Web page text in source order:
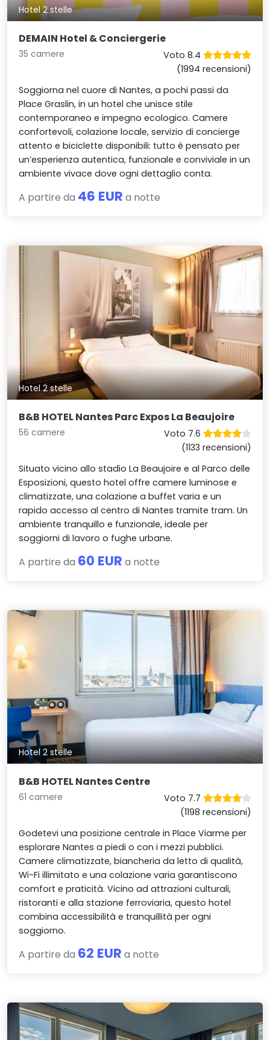
Hotel 2 stelle
DEMAIN Hotel & Conciergerie
35 camere
Voto 8.4
(1994 recensioni)
Soggiorna nel cuore di Nantes, a pochi passi da
Place Graslin, in un hotel che unisce stile
contemporaneo e impegno ecologico. Camere
confortevoli, colazione locale, servizio di concierge
attento e biciclette disponibili: tutto è pensato per
un’esperienza autentica, funzionale e conviviale in un
ambiente vivace dove ogni dettaglio conta.
A partire da 46 EUR a notte
Hotel 2 stelle
B&B HOTEL Nantes Parc Expos La Beaujoire
56 camere
Voto 7.6
(1133 recensioni)
Situato vicino allo stadio La Beaujoire e al Parco delle
Esposizioni, questo hotel offre camere luminose e
climatizzate, una colazione a buffet varia e un
rapido accesso al centro di Nantes tramite tram. Un
ambiente tranquillo e funzionale, ideale per
soggiorni di lavoro o fughe urbane.
A partire da 60 EUR a notte
Hotel 2 stelle
B&B HOTEL Nantes Centre
61 camere
Voto 7.7
(1198 recensioni)
Godetevi una posizione centrale in Place Viarme per
esplorare Nantes a piedi o con i mezzi pubblici.
Camere climatizzate, biancheria da letto di qualità,
Wi-Fi illimitato e una colazione varia garantiscono
comfort e praticità. Vicino ad attrazioni culturali,
ristoranti e alla stazione ferroviaria, questo hotel
combina accessibilità e tranquillità per ogni
soggiorno.
A partire da 62 EUR a notte